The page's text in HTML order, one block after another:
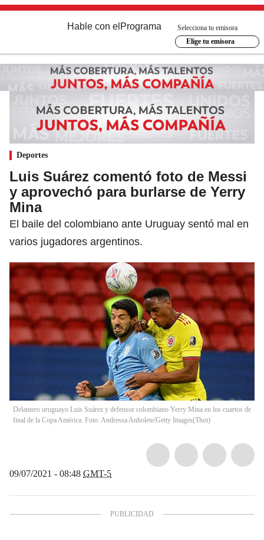
Hable con el Programa
Selecciona tu emisora
Elige tu emisora
Deportes
Luis Suárez comentó foto de Messi
y aprovechó para burlarse de Yerry
Mina
El baile del colombiano ante Uruguay sentó mal en
varios jugadores argentinos.
Delantero uruguayo Luis Suárez y defensor colombiano Yerry Mina en los cuartos de
final de la Copa América. Foto: Andressa Anholete/Getty Images(Thot)
09/07/2021 - 08:48 GMT-5